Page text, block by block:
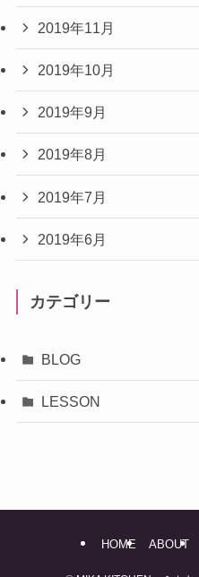
2019年11月
2019年10月
2019年9月
2019年8月
2019年7月
2019年6月
カテゴリー
BLOG
LESSON
HOME ABOUT